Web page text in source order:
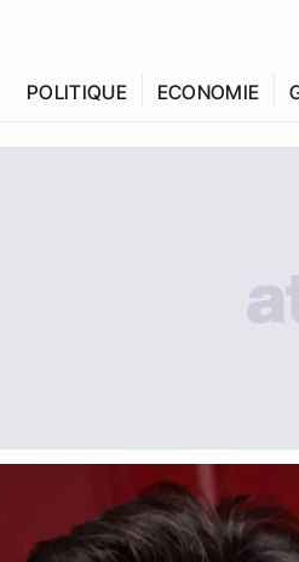
POLITIQUE ECONOMIE